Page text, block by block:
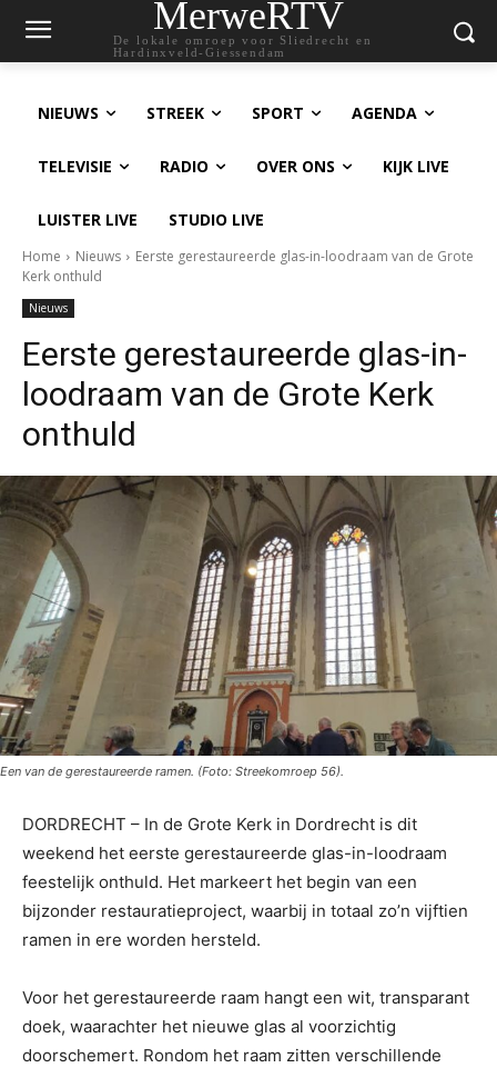
MerweRTV
De lokale omroep voor Sliedrecht en
Hardinxveld-Giessendam
NIEUWS STREEK SPORT AGENDA
TELEVISIE RADIO OVER ONS KIJK LIVE
LUISTER LIVE STUDIO LIVE
Home Nieuws
Eerste gerestaureerde glas-in-loodraam van de Grote
Kerk onthuld
Nieuws
Eerste gerestaureerde glas-in-
loodraam van de Grote Kerk
onthuld
Een van de gerestaureerde ramen. (Foto: Streekomroep 56).
DORDRECHT – In de Grote Kerk in Dordrecht is dit
weekend het eerste gerestaureerde glas-in-loodraam
feestelijk onthuld. Het markeert het begin van een
bijzonder restauratieproject, waarbij in totaal zo’n vijftien
ramen in ere worden hersteld.
Voor het gerestaureerde raam hangt een wit, transparant
doek, waarachter het nieuwe glas al voorzichtig
doorschemert. Rondom het raam zitten verschillende